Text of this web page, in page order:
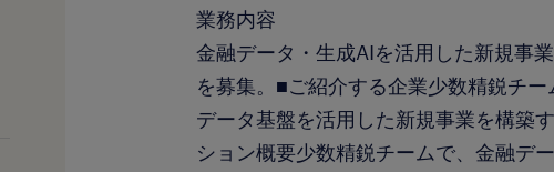
業務内容
金融データ・生成AIを活用した新規事
を募集。■ご紹介する企業少数精鋭チ
データ基盤を活用した新規事業を構築
ション概要少数精鋭チームで、金融デ